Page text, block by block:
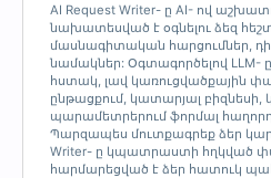
AI Request Writer- ը AI- ով
նախատեսված է օգնելու ձեզ
մասնագիտական հարցումներ,
նամակներ: Օգտագործելով LLM-
հստակ, լավ կառուցվածքային
ընթացքում, կատարյալ
պարամետրերում ֆորմալ
Պարզապես մուտքագրեք ձեր
Writer- ը կպատրաստի հղկված
հարմարեցված է ձեր հատուկ